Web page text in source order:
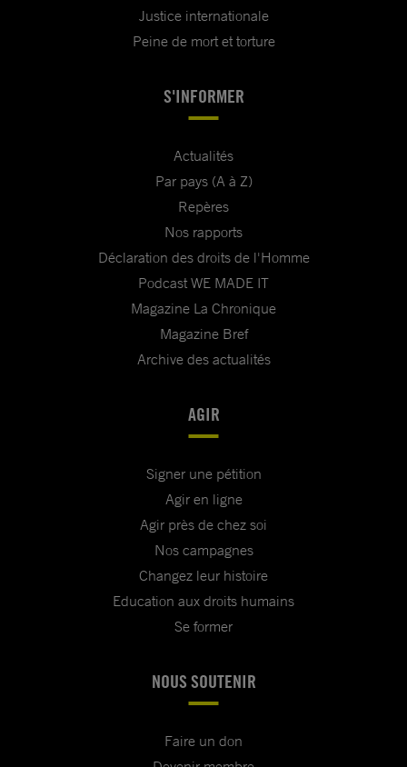
Justice internationale
Peine de mort et torture
S'INFORMER
Actualités
Par pays (A à Z)
Repères
Nos rapports
Déclaration des droits de l'Homme
Podcast WE MADE IT
Magazine La Chronique
Magazine Bref
Archive des actualités
AGIR
Signer une pétition
Agir en ligne
Agir près de chez soi
Nos campagnes
Changez leur histoire
Education aux droits humains
Se former
NOUS SOUTENIR
Faire un don